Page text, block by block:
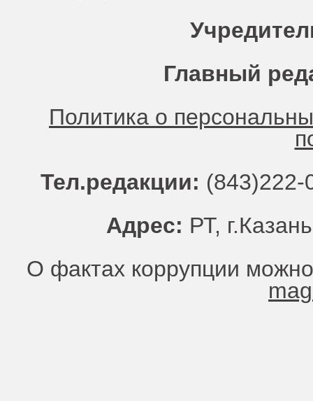
Главный
Политика о
Тел.редакции:
Адрес: РТ,
О фактах коррупции